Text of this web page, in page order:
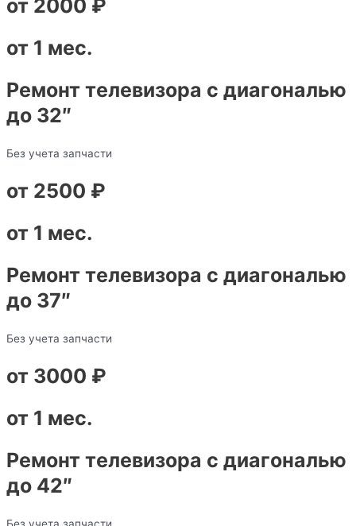
от 2000 ₽
от 1 мес.
Ремонт телевизора с диагональю
до 32″
Без учета запчасти
от 2500 ₽
от 1 мес.
Ремонт телевизора с диагональю
до 37″
Без учета запчасти
от 3000 ₽
от 1 мес.
Ремонт телевизора с диагональю
до 42″
Без учета запчасти